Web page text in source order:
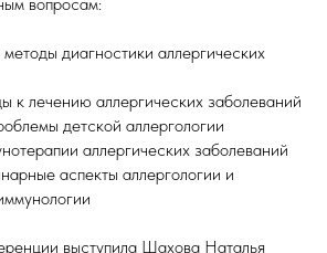
диагностики аллергических
к лечению аллергических заболеваний
детской аллергологии
аллергических заболеваний
аспекты аллергологии и
выступила Шахова Наталья